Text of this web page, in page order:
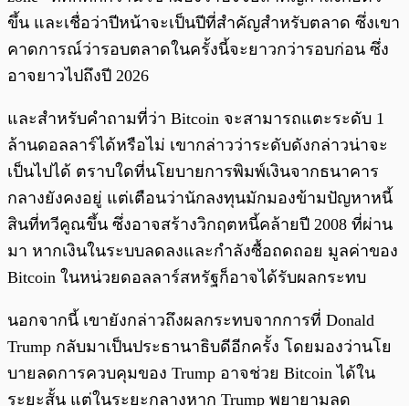
ขึ้น และเชื่อว่าปีหน้าจะเป็นปีที่สำคัญสำหรับตลาด ซึ่งเขา
คาดการณ์ว่ารอบตลาดในครั้งนี้จะยาวกว่ารอบก่อน ซึ่ง
อาจยาวไปถึงปี 2026
และสำหรับคำถามที่ว่า Bitcoin จะสามารถแตะระดับ 1
ล้านดอลลาร์ได้หรือไม่ เขากล่าวว่าระดับดังกล่าวน่าจะ
เป็นไปได้ ตราบใดที่นโยบายการพิมพ์เงินจากธนาคาร
กลางยังคงอยู่ แต่เตือนว่านักลงทุนมักมองข้ามปัญหาหนี้
สินที่ทวีคูณขึ้น ซึ่งอาจสร้างวิกฤตหนี้คล้ายปี 2008 ที่ผ่าน
มา หากเงินในระบบลดลงและกำลังซื้อถดถอย มูลค่าของ
Bitcoin ในหน่วยดอลลาร์สหรัฐก็อาจได้รับผลกระทบ
นอกจากนี้ เขายังกล่าวถึงผลกระทบจากการที่ Donald
Trump กลับมาเป็นประธานาธิบดีอีกครั้ง โดยมองว่านโย
บายลดการควบคุมของ Trump อาจช่วย Bitcoin ได้ใน
ระยะสั้น แต่ในระยะกลางหาก Trump พยายามลด